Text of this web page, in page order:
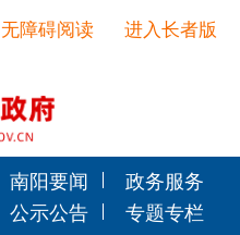
进入长者版
无障碍阅读
南阳要闻
政务服务
公示公告
专题专栏